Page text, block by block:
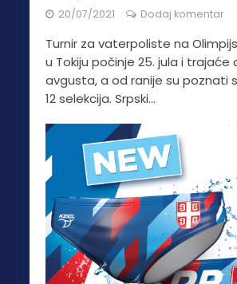
20/07/2021 Dodaj komentar
Turnir za vaterpoliste na
u Tokiju počinje 25. jula i trajaće
avgusta, a od ranije su poznati
12 selekcija. Srpski...